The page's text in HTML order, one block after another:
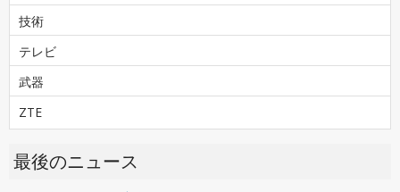
技術
テレビ
武器
ZTE
最後のニュース